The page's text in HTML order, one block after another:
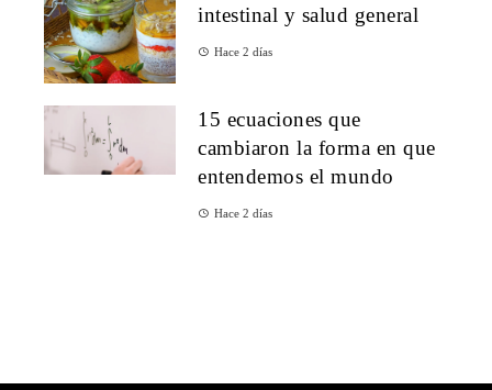
intestinal y salud general
Hace 2 días
15 ecuaciones que
cambiaron la forma en que
entendemos el mundo
Hace 2 días